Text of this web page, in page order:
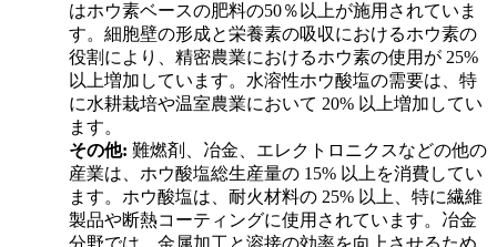
はホウ素ベースの肥料の50％以上が施用されていま
す。細胞壁の形成と栄養素の吸収におけるホウ素の
役割により、精密農業におけるホウ素の使用が 25%
以上増加しています。水溶性ホウ酸塩の需要は、特
に水耕栽培や温室農業において 20% 以上増加してい
ます。
その他: 難燃剤、冶金、エレクトロニクスなどの他の
産業は、ホウ酸塩総生産量の 15% 以上を消費してい
ます。ホウ酸塩は、耐火材料の 25% 以上、特に繊維
製品や断熱コーティングに使用されています。冶金